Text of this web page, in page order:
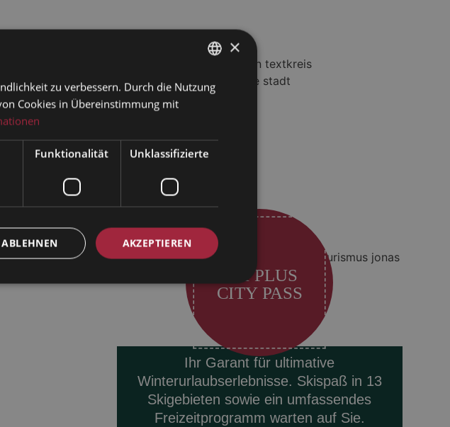
SKI PLUS
CITY PASS
Ihr Garant für ultimative
Winterurlaubserlebnisse. Skispaß in 13
Skigebieten sowie ein umfassendes
Freizeitprogramm warten auf Sie.
GERMAN
×
zu verbessern. Durch die Nutzung
Cookies in Übereinstimmung mit
Funktionalität Unklassifizierte
AKZEPTIEREN